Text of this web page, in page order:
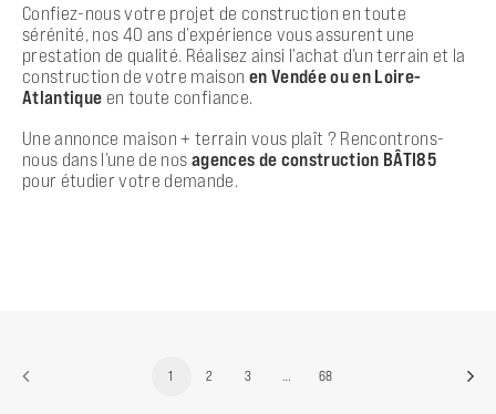
Confiez-nous votre projet de construction en toute
sérénité, nos 40 ans d’expérience vous assurent une
prestation de qualité. Réalisez ainsi l’achat d’un terrain et la
construction de votre maison en Vendée ou en Loire-
Atlantique en toute confiance.
Une annonce maison + terrain vous plaît ? Rencontrons-
nous dans l’une de nos agences de construction BÂTI85
pour étudier votre demande.
1 2 3 … 68